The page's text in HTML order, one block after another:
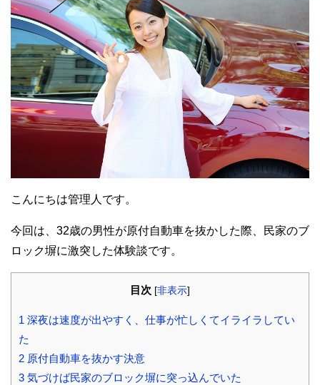
こんにちは管理人です。
今回は、32歳の男性が原付自動車を抜かした際、民家のブ
ロック塀に激突した体験談です。
目次 [非表示]
1 深夜は速度が出やすく、仕事が忙しくてイライラしてい
た
2 原付自動車を抜かす決意
3 気づけば民家のブロック塀に突っ込んでいた